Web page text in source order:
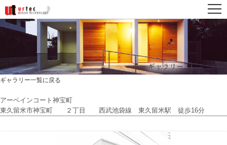
ギャラリー一覧に戻る
アーベインコート神宝町
東久留米市神宝町 ２丁目 西武池袋線 東久留米駅 徒歩16分